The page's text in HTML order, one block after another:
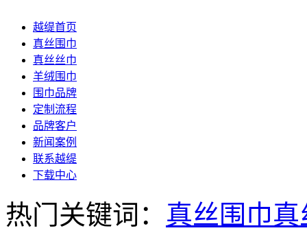
越缇首页
真丝围巾
真丝丝巾
羊绒围巾
围巾品牌
定制流程
品牌客户
新闻案例
联系越缇
下载中心
热门关键词： 真丝围巾真